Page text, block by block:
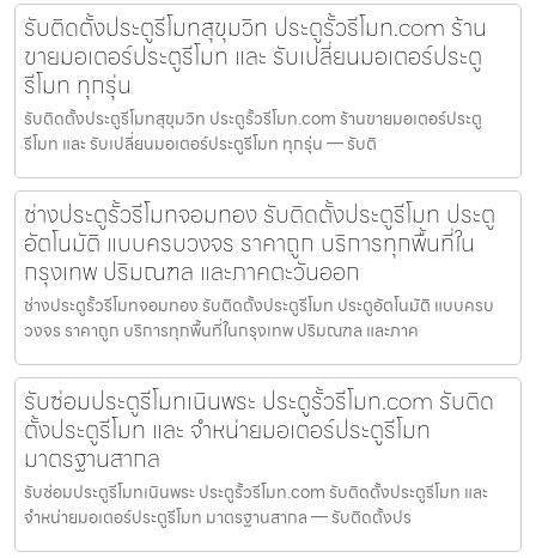
รับติดตั้งประตูรีโมทสุขุมวิท ประตูรั้วรีโมท.com ร้าน
ขายมอเตอร์ประตูรีโมท และ รับเปลี่ยนมอเตอร์ประตู
รีโมท ทุกรุ่น
รับติดตั้งประตูรีโมทสุขุมวิท ประตูรั้วรีโมท.com ร้านขายมอเตอร์ประตู
รีโมท และ รับเปลี่ยนมอเตอร์ประตูรีโมท ทุกรุ่น — รับติ
ช่างประตูรั้วรีโมทจอมทอง รับติดตั้งประตูรีโมท ประตู
อัตโนมัติ แบบครบวงจร ราคาถูก บริการทุกพื้นที่ใน
กรุงเทพ ปริมณฑล และภาคตะวันออก
ช่างประตูรั้วรีโมทจอมทอง รับติดตั้งประตูรีโมท ประตูอัตโนมัติ แบบครบ
วงจร ราคาถูก บริการทุกพื้นที่ในกรุงเทพ ปริมณฑล และภาค
รับซ่อมประตูรีโมทเนินพระ ประตูรั้วรีโมท.com รับติด
ตั้งประตูรีโมท และ จำหน่ายมอเตอร์ประตูรีโมท
มาตรฐานสากล
รับซ่อมประตูรีโมทเนินพระ ประตูรั้วรีโมท.com รับติดตั้งประตูรีโมท และ
จำหน่ายมอเตอร์ประตูรีโมท มาตรฐานสากล — รับติดตั้งปร